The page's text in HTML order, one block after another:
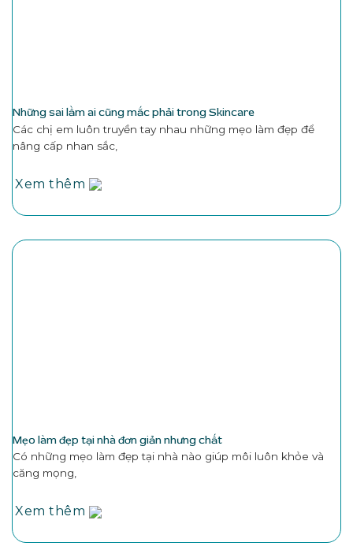
Những sai lầm ai cũng mắc phải trong Skincare
Các chị em luôn truyền tay nhau những mẹo làm đẹp để
nâng cấp nhan sắc,
Xem thêm
Mẹo làm đẹp tại nhà đơn giản nhưng chất
Có những mẹo làm đẹp tại nhà nào giúp môi luôn khỏe và
căng mọng,
Xem thêm